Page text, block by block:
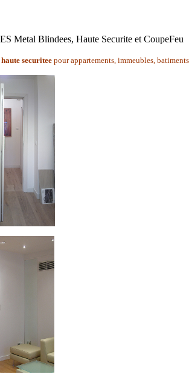
Metal Blindees, Haute Securite et CoupeFeu
securitee pour appartements, immeubles,